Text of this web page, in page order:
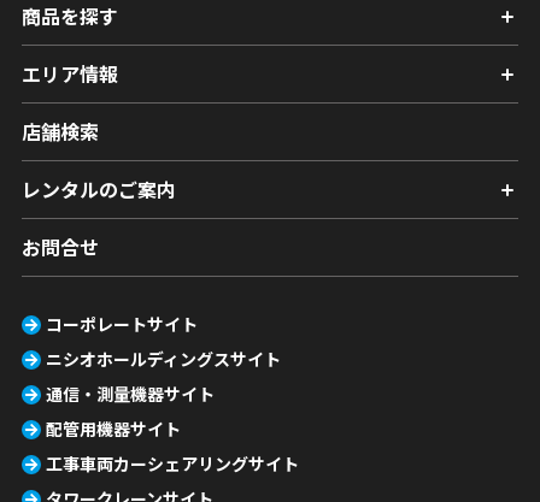
商品を探す
エリア情報
店舗検索
レンタルのご案内
お問合せ
コーポレートサイト
ニシオホールディングスサイト
通信・測量機器サイト
配管用機器サイト
工事車両カーシェアリングサイト